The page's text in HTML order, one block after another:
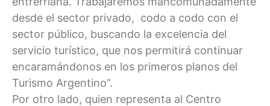
desde el sector privado, codo a codo con el
sector público, buscando la excelencia del
servicio turístico, que nos permitirá continuar
encaramándonos en los primeros planos del
Turismo Argentino”.
Por otro lado, quien representa al Centro